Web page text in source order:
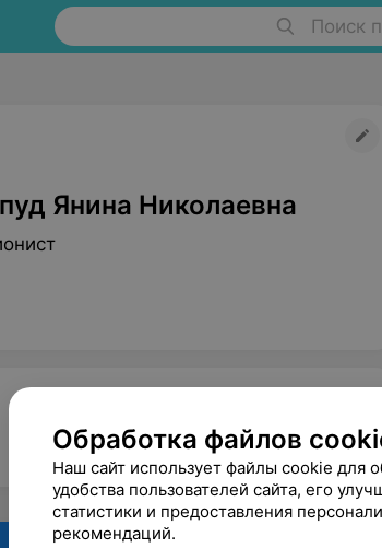
Поиск
Янина Николаевна
Обработка файлов
Наш сайт использует файлы cookie для
удобства пользователей сайта, его
статистики и предоставления
рекомендаций.